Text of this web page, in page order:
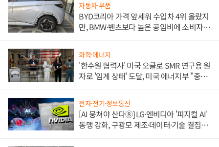
자동차·부품
BYD코리아 가격 앞세워 수입차 4위 올랐지
만, BMW·벤츠보다 높은 공임비에 소비자
화학·에너지
'한수원 협력사' 미국 오클로 SMR 연구용 원
자로 '임계 상태' 도달, 미국 에너지부 "중요
전자·전기·정보통신
[AI 뭉쳐야 산다⑧] LG·엔비디아 '피지컬 AI'
동맹 강화, 구광모 제조·데이터·기술 결집